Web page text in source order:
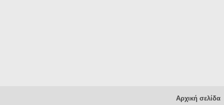
Αρχική σελίδα